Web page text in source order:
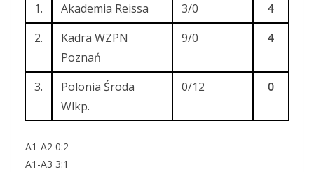
1. Akademia Reissa 3/0
4
2.
Kadra WZPN
Poznań
9/0 4
3.
Polonia Środa
Wlkp.
0/12 0
A1-A2 0:2
A1-A3 3:1